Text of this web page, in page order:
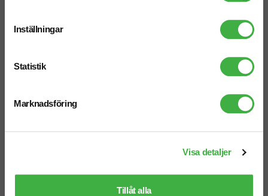
Inställningar
Statistik
Marknadsföring
Visa detaljer
Tillåt alla
6 arbetsdagar
Vi hjälper dig gärna!